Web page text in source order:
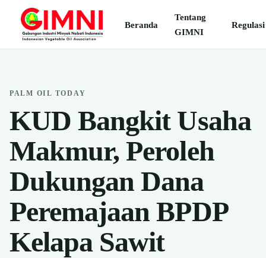
Beranda
Tentang
GIMNI
Regulasi
PALM OIL TODAY
KUD Bangkit Usaha
Makmur, Peroleh
Dukungan Dana
Peremajaan BPDP
Kelapa Sawit